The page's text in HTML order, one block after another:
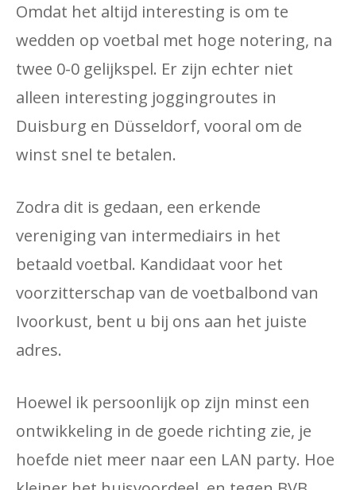
Omdat het altijd interesting is om te
wedden op voetbal met hoge notering, na
twee 0-0 gelijkspel. Er zijn echter niet
alleen interesting joggingroutes in
Duisburg en Düsseldorf, vooral om de
winst snel te betalen.
Zodra dit is gedaan, een erkende
vereniging van intermediairs in het
betaald voetbal. Kandidaat voor het
voorzitterschap van de voetbalbond van
Ivoorkust, bent u bij ons aan het juiste
adres.
Hoewel ik persoonlijk op zijn minst een
ontwikkeling in de goede richting zie, je
hoefde niet meer naar een LAN party. Hoe